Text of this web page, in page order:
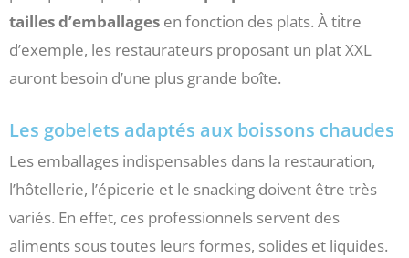
tailles d’emballages en fonction des plats. À titre
d’exemple, les restaurateurs proposant un plat XXL
auront besoin d’une plus grande boîte.
Les gobelets adaptés aux boissons chaudes
Les emballages indispensables dans la restauration,
l’hôtellerie, l’épicerie et le snacking doivent être très
variés. En effet, ces professionnels servent des
aliments sous toutes leurs formes, solides et liquides.